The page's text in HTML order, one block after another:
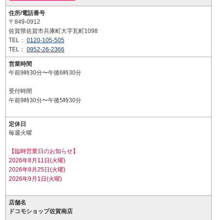
住所/電話番号
〒849-0912
佐賀県佐賀市兵庫町大字瓦町1098
TEL： 0120-105-505
TEL： 0952-26-2366
営業時間
午前9時30分〜午後6時30分
受付時間
午前9時30分〜午後5時30分
定休日
毎週火曜
【臨時営業日のお知らせ】
2026年8月11日(火曜)
2026年8月25日(火曜)
2026年9月1日(火曜)
店舗名
ドコモショップ佐賀南店